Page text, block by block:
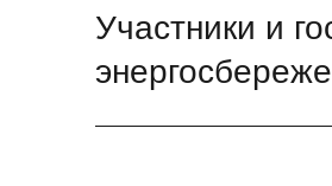
Следующая
Участники и